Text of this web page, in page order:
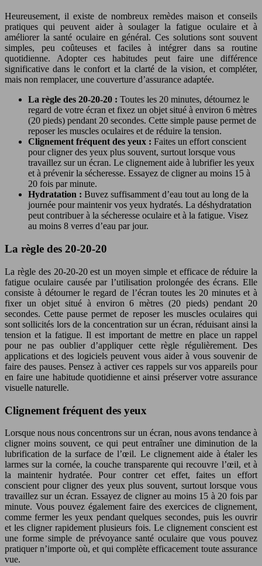
Heureusement, il existe de nombreux remèdes maison et conseils
pratiques qui peuvent aider à soulager la fatigue oculaire et à
améliorer la santé oculaire en général. Ces solutions sont souvent
simples, peu coûteuses et faciles à intégrer dans sa routine
quotidienne. Adopter ces habitudes peut faire une différence
significative dans le confort et la clarté de la vision, et compléter,
mais non remplacer, une couverture d’assurance adaptée.
La règle des 20-20-20 : Toutes les 20 minutes, détournez le
regard de votre écran et fixez un objet situé à environ 6 mètres
(20 pieds) pendant 20 secondes. Cette simple pause permet de
reposer les muscles oculaires et de réduire la tension.
Clignement fréquent des yeux : Faites un effort conscient
pour cligner des yeux plus souvent, surtout lorsque vous
travaillez sur un écran. Le clignement aide à lubrifier les yeux
et à prévenir la sécheresse. Essayez de cligner au moins 15 à
20 fois par minute.
Hydratation : Buvez suffisamment d’eau tout au long de la
journée pour maintenir vos yeux hydratés. La déshydratation
peut contribuer à la sécheresse oculaire et à la fatigue. Visez
au moins 8 verres d’eau par jour.
La règle des 20-20-20
La règle des 20-20-20 est un moyen simple et efficace de réduire la
fatigue oculaire causée par l’utilisation prolongée des écrans. Elle
consiste à détourner le regard de l’écran toutes les 20 minutes et à
fixer un objet situé à environ 6 mètres (20 pieds) pendant 20
secondes. Cette pause permet de reposer les muscles oculaires qui
sont sollicités lors de la concentration sur un écran, réduisant ainsi la
tension et la fatigue. Il est important de mettre en place un rappel
pour ne pas oublier d’appliquer cette règle régulièrement. Des
applications et des logiciels peuvent vous aider à vous souvenir de
faire des pauses. Pensez à activer ces rappels sur vos appareils pour
en faire une habitude quotidienne et ainsi préserver votre assurance
visuelle naturelle.
Clignement fréquent des yeux
Lorsque nous nous concentrons sur un écran, nous avons tendance à
cligner moins souvent, ce qui peut entraîner une diminution de la
lubrification de la surface de l’œil. Le clignement aide à étaler les
larmes sur la cornée, la couche transparente qui recouvre l’œil, et à
la maintenir hydratée. Pour contrer cet effet, faites un effort
conscient pour cligner des yeux plus souvent, surtout lorsque vous
travaillez sur un écran. Essayez de cligner au moins 15 à 20 fois par
minute. Vous pouvez également faire des exercices de clignement,
comme fermer les yeux pendant quelques secondes, puis les ouvrir
et les cligner rapidement plusieurs fois. Le clignement conscient est
une forme simple de prévoyance santé oculaire que vous pouvez
pratiquer n’importe où, et qui complète efficacement toute assurance
vue.